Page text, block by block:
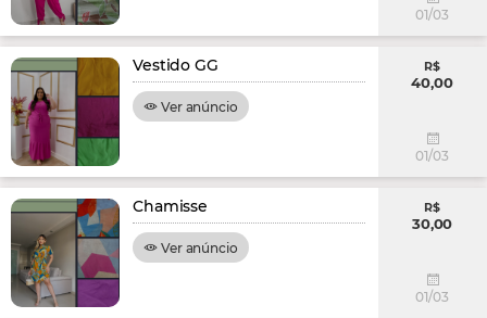
01/03
Vestido GG
Ver anúncio
R$
40,00
01/03
Chamisse
Ver anúncio
R$
30,00
01/03